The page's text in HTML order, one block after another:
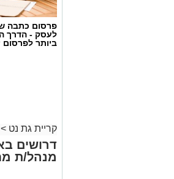
פרסום כתבה
לעסק - הדרך
ביותר
קריית גת נט >
דרושים
מנהל/ת